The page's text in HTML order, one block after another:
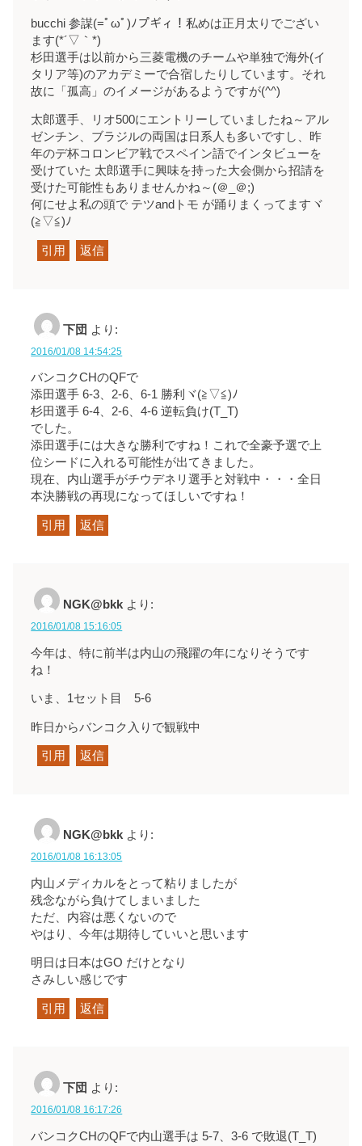
bucchi 参謀(=ﾟωﾟ)ﾉプギィ！私めは正月太りでござい
ます(*´▽｀*)
杉田選手は以前から三菱電機のチームや単独で海外(イ
タリア等)のアカデミーで合宿したりしています。それ
故に「孤高」のイメージがあるようですが(^^)
太郎選手、リオ500にエントリーしていましたね～アル
ゼンチン、ブラジルの両国は日系人も多いですし、昨
年のデ杯コロンビア戦でスペイン語でインタビューを
受けていた 太郎選手に興味を持った大会側から招請を
受けた可能性もありませんかね～(＠_＠;)
何にせよ私の頭で テツandトモ が踊りまくってますヾ
(≧▽≦)ﾉ
引用 返信
下団 より:
2016/01/08 14:54:25
バンコクCHのQFで
添田選手 6-3、2-6、6-1 勝利ヾ(≧▽≦)ﾉ
杉田選手 6-4、2-6、4-6 逆転負け(T_T)
でした。
添田選手には大きな勝利ですね！これで全豪予選で上
位シードに入れる可能性が出てきました。
現在、内山選手がチウデネリ選手と対戦中・・・全日
本決勝戦の再現になってほしいですね！
引用 返信
NGK@bkk より:
2016/01/08 15:16:05
今年は、特に前半は内山の飛躍の年になりそうです
ね！
いま、1セット目 5-6
昨日からバンコク入りで観戦中
引用 返信
NGK@bkk より:
2016/01/08 16:13:05
内山メディカルをとって粘りましたが
残念ながら負けてしまいました
ただ、内容は悪くないので
やはり、今年は期待していいと思います
明日は日本はGO だけとなり
さみしい感じです
引用 返信
下団 より:
2016/01/08 16:17:26
バンコクCHのQFで内山選手は 5-7、3-6 で敗退(T_T)